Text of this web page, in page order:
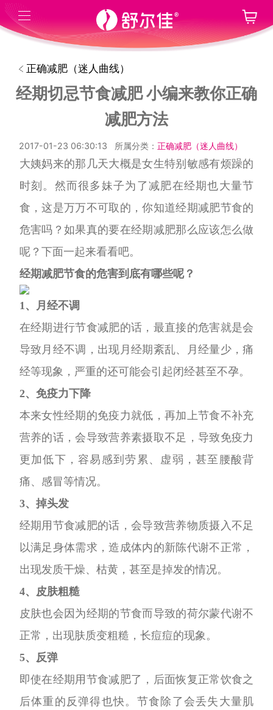
正确减肥（迷人曲线）
经期切忌节食减肥 小编来教你正确
减肥方法
2017-01-23 06:30:13 所属分类：正确减肥（迷人曲线）
大姨妈来的那几天大概是女生特别敏感有烦躁的
时刻。然而很多妹子为了减肥在经期也大量节
食，这是万万不可取的，你知道经期减肥节食的
危害吗？如果真的要在经期减肥那么应该怎么做
呢？下面一起来看看吧。
经期减肥节食的危害到底有哪些呢？
1、月经不调
在经期进行节食减肥的话，最直接的危害就是会
导致月经不调，出现月经期紊乱、月经量少，痛
经等现象，严重的还可能会引起闭经甚至不孕。
2、免疫力下降
本来女性经期的免疫力就低，再加上节食不补充
营养的话，会导致营养素摄取不足，导致免疫力
更加低下，容易感到劳累 、虚弱，甚至腰酸背
痛、感冒等情况。
3、掉头发
经期用节食减肥的话，会导致营养物质摄入不足
以满足身体需求，造成体内的新陈代谢不正常，
出现发质干燥、枯黄， 甚至是掉发的情况。
4、皮肤粗糙
皮肤也会因为经期的节食而导致的荷尔蒙代谢不
正常，出现肤质变粗糙，长痘痘的现象。
5、反弹
即使在经期用节食减肥了，后面恢复正常饮食之
后体重的反弹得也快。节食除了会丢失大量肌